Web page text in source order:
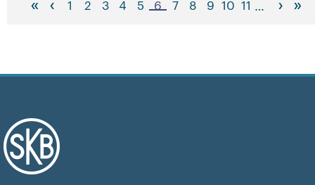
1 2 3 4 5 6 7 8 9 10 11 …